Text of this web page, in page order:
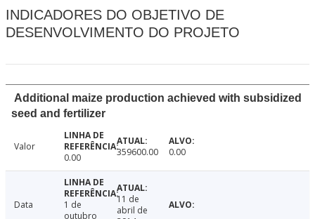
INDICADORES DO OBJETIVO DE
DESENVOLVIMENTO DO PROJETO
Additional maize production achieved with subsidized
seed and fertilizer
Valor
0.00
359600.00 0.00
Data
1 de
outubro
11 de
abril de